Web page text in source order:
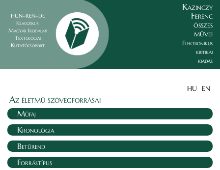
HUN–REN–DE
Klasszikus
Magyar Irodalmi
Textológiai
Kutatócsoport
Kazinczy
Ferenc
összes
művei
Elektronikus
kritikai
kiadás
HU EN
Az életmű szövegforrásai
Műfaj
Kronológia
Betűrend
Forrástípus